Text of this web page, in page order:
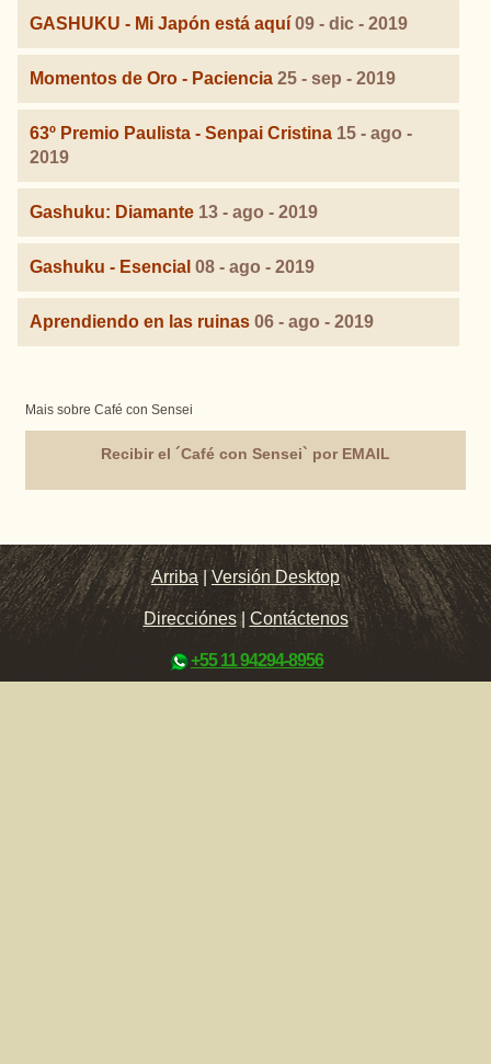
GASHUKU - Mi Japón está aquí 09 - dic - 2019
Momentos de Oro - Paciencia 25 - sep - 2019
63º Premio Paulista - Senpai Cristina 15 - ago -
2019
Gashuku: Diamante 13 - ago - 2019
Gashuku - Esencial 08 - ago - 2019
Aprendiendo en las ruinas 06 - ago - 2019
Mais sobre Café con Sensei
Recibir el ´Café con Sensei` por EMAIL
Arriba |Versión Desktop
Direcciónes| Contáctenos
+55 11 94294-8956